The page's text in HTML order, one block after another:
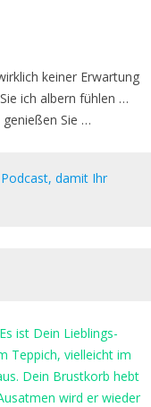
keiner Erwartung
ich albern fühlen …
Sie …
damit Ihr
ist Dein Lieblings-
Teppich, vielleicht im
Dein Brustkorb hebt
wird er wieder